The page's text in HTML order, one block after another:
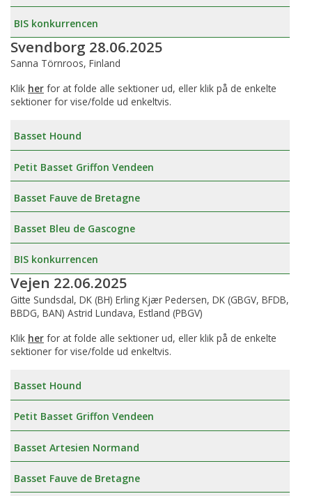
BIS konkurrencen
Svendborg 28.06.2025
Sanna Törnroos, Finland
Klik her for at folde alle sektioner ud, eller klik på de enkelte
sektioner for vise/folde ud enkeltvis.
Basset Hound
Petit Basset Griffon Vendeen
Basset Fauve de Bretagne
Basset Bleu de Gascogne
BIS konkurrencen
Vejen 22.06.2025
Gitte Sundsdal, DK (BH) Erling Kjær Pedersen, DK (GBGV, BFDB,
BBDG, BAN) Astrid Lundava, Estland (PBGV)
Klik her for at folde alle sektioner ud, eller klik på de enkelte
sektioner for vise/folde ud enkeltvis.
Basset Hound
Petit Basset Griffon Vendeen
Basset Artesien Normand
Basset Fauve de Bretagne